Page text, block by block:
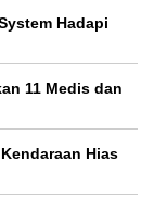
Hadapi
11 Medis dan
Hias